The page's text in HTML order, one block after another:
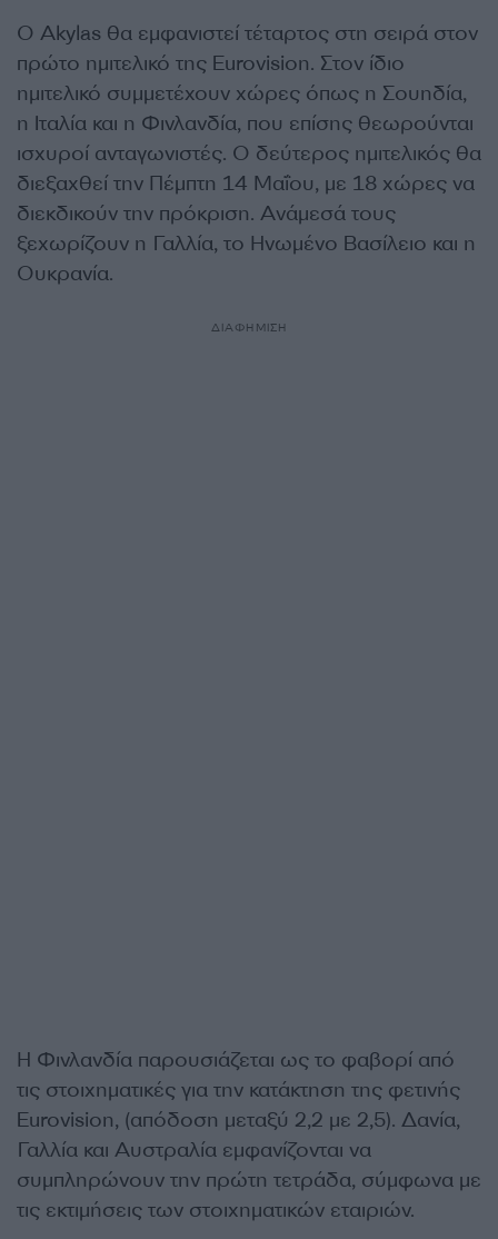
O Akylas θα εμφανιστεί τέταρτος στη σειρά στον
πρώτο ημιτελικό της Eurovision. Στον ίδιο
ημιτελικό συμμετέχουν χώρες όπως η Σουηδία,
η Ιταλία και η Φινλανδία, που επίσης θεωρούνται
ισχυροί ανταγωνιστές. Ο δεύτερος ημιτελικός θα
διεξαχθεί την Πέμπτη 14 Μαΐου, με 18 χώρες να
διεκδικούν την πρόκριση. Ανάμεσά τους
ξεχωρίζουν η Γαλλία, το Ηνωμένο Βασίλειο και η
Ουκρανία.
ΔΙΑΦΗΜΙΣΗ
Η Φινλανδία παρουσιάζεται ως το φαβορί από
τις στοιχηματικές για την κατάκτηση της φετινής
Eurovision, (απόδοση μεταξύ 2,2 με 2,5). Δανία,
Γαλλία και Αυστραλία εμφανίζονται να
συμπληρώνουν την πρώτη τετράδα, σύμφωνα με
τις εκτιμήσεις των στοιχηματικών εταιριών.